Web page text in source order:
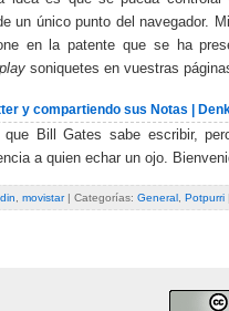
un único punto del navegador.
en la patente que se ha
soniquetes en vuestras
y compartiendo sus Notas |
que Bill Gates sabe escribir,
a quien echar un ojo.
movistar| Categorías: General Potpurri